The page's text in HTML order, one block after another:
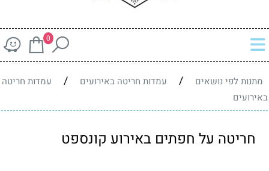
0
מתנות לפי נושאים / עמדות חריטה באירועים /
עמדות חריטה
באירועים
חריטה על חפתים באירוע קונספט